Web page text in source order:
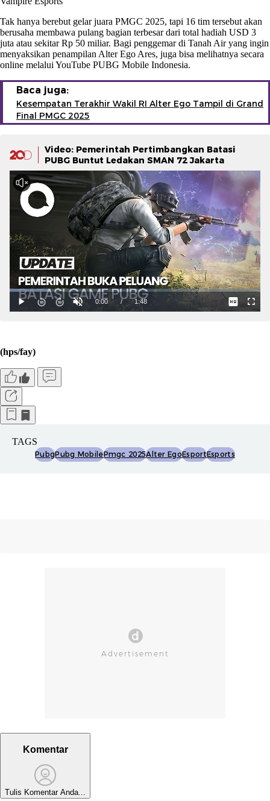
Tak hanya berebut gelar juara PMGC 2025, tapi 16 tim tersebut akan
berusaha membawa pulang bagian terbesar dari total hadiah USD 3
juta atau sekitar Rp 50 miliar. Bagi penggemar di Tanah Air yang ingin
menyaksikan penampilan Alter Ego Ares, juga bisa melihatnya secara
online melalui YouTube PUBG Mobile Indonesia.
Baca juga:
Kesempatan Terakhir Wakil RI Alter Ego Tampil di Grand
Final PMGC 2025
Video: Pemerintah Pertimbangkan Batasi
PUBG Buntut Ledakan SMAN 72 Jakarta
(hps/fay)
TAGS
PubgPubg MobilePmgc 2025Alter EgoEsportEsports
Komentar
Tulis Komentar Anda...